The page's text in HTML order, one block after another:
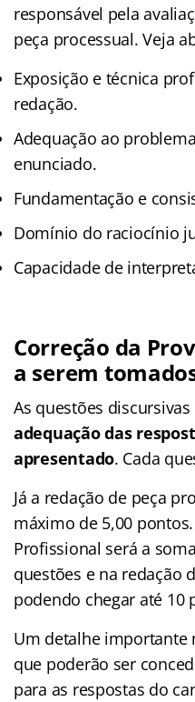
responsável pela
peça processual. Veja
Exposição e técnica
redação.
Adequação ao
enunciado.
Fundamentação e
Domínio do raciocínio
Capacidade de
Correção da
a serem
As questões
adequação das
apresentado. Cada
Já a redação de peça
máximo de 5,00
Profissional será a
questões e na redação
podendo chegar até 10
Um detalhe importante
que poderão ser
para as respostas do